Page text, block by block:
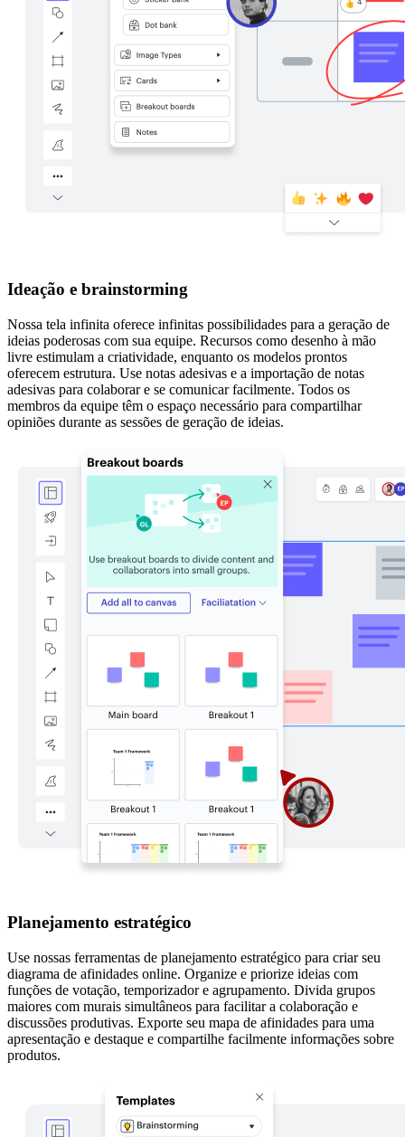
Ideação e brainstorming
Nossa tela infinita oferece infinitas possibilidades para a geração de
ideias poderosas com sua equipe. Recursos como desenho à mão
livre estimulam a criatividade, enquanto os modelos prontos
oferecem estrutura. Use notas adesivas e a importação de notas
adesivas para colaborar e se comunicar facilmente. Todos os
membros da equipe têm o espaço necessário para compartilhar
opiniões durante as sessões de geração de ideias.
Planejamento estratégico
Use nossas ferramentas de planejamento estratégico para criar seu
diagrama de afinidades online. Organize e priorize ideias com
funções de votação, temporizador e agrupamento. Divida grupos
maiores com murais simultâneos para facilitar a colaboração e
discussões produtivas. Exporte seu mapa de afinidades para uma
apresentação e destaque e compartilhe facilmente informações sobre
produtos.